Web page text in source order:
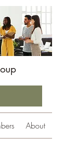
About